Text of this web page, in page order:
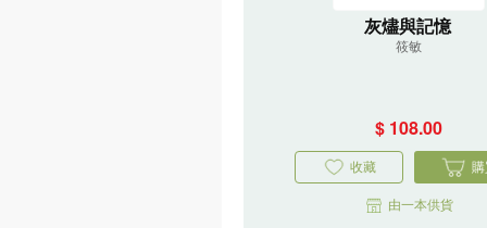
灰燼與記憶
筱敏
$ 108.00
收藏
由一本供貨